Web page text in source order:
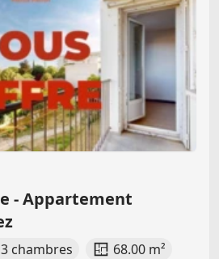
- Appartement
3 chambres
68.00 m²